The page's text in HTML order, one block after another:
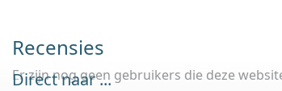
Recensies
Er zijn nog geen gebruikers die deze
Direct naar ...